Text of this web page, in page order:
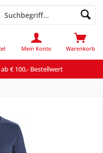
€ 100,- Bestellwert
Warenkorb
Mein Konto